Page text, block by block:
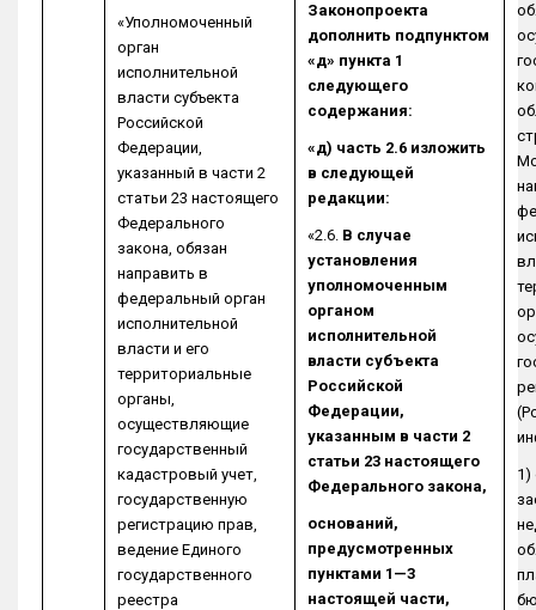
«Уполномоченный
орган
исполнительной
власти субъекта
Российской
Федерации,
указанный в части 2
статьи 23 настоящего
Федерального
закона, обязан
направить в
федеральный орган
исполнительной
власти и его
территориальные
органы,
осуществляющие
государственный
кадастровый учет,
государственную
регистрацию прав,
ведение Единого
государственного
реестра
Законопроекта
дополнить подпунктом
«д» пункта 1
следующего
содержания:
«д) часть 2.6 изложить
в следующей
редакции:
«2.6. В случае
установления
уполномоченным
органом
исполнительной
власти субъекта
Российской
Федерации,
указанным в части 2
статьи 23 настоящего
Федерального закона,
оснований,
предусмотренных
пунктами 1—3
настоящей части,
1)